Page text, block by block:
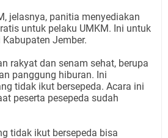
jelasnya, panitia menyediakan
untuk pelaku UMKM. Ini untuk
Jember.
rakyat dan senam sehat, berupa
panggung hiburan. Ini
tidak ikut bersepeda. Acara ini
peserta pesepeda sudah
tidak ikut bersepeda bisa